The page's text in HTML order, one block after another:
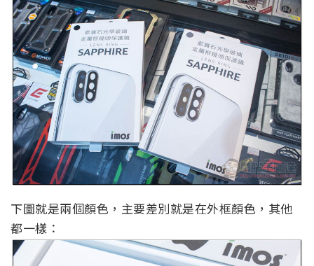
下圖就是兩個顏色，主要差別就是在外框顏色，其他
都一樣：